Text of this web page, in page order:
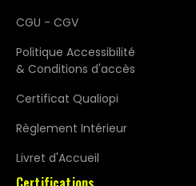
CGU - CGV
Politique Accessibilité
& Conditions d'accès
Certificat Qualiopi
Règlement Intérieur
Livret d'Accueil